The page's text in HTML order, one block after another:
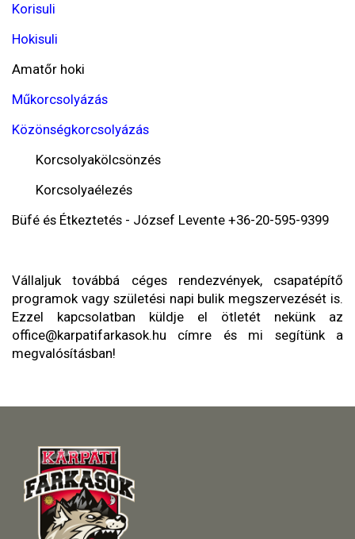
Korisuli
Hokisuli
Amatőr hoki
Műkorcsolyázás
Közönségkorcsolyázás
Korcsolyakölcsönzés
Korcsolyaélezés
Büfé és Étkeztetés - József Levente +36-20-595-9399
Vállaljuk továbbá céges rendezvények, csapatépítő
programok vagy születési napi bulik megszervezését is.
Ezzel kapcsolatban küldje el ötletét nekünk az
office@karpatifarkasok.hu címre és mi segítünk a
megvalósításban!